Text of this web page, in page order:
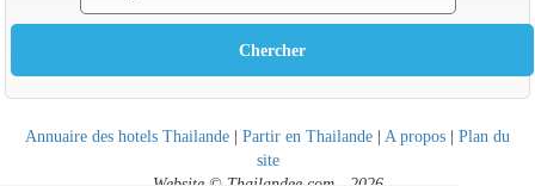
Annuaire des hotels Thailande | Partir en Thailande | A propos | Plan du
site